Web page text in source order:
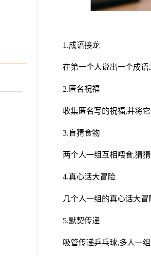
1.成语接龙
在第一个人说出一个成语
2.匿名祝福
收集匿名写的祝福,并将
3.盲猜食物
两个人一组互相喂食,猜
4.真心话大冒险
几个人一组的真心话大
5.默契传递
吸管传递乒乓球,多人一